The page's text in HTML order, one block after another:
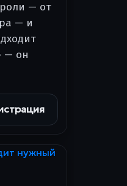
— от
— и
— он